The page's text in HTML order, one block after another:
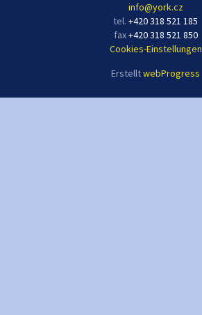
info@york.cz
tel. +420 318 521 185
fax+420 318 521 850
Cookies-Einstellungen
ErstelltwebProgress